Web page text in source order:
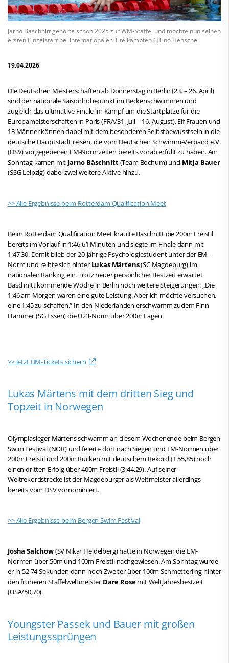
Jarno Bäschnitt gehörte schon 2025 zur WM-Staffel und möchte nun seinen
ersten Einzelstart bei internationalen Titelkämpfen ©Tino Henschel
19.04.2026
Die Deutschen Meisterschaften ab Donnerstag in Berlin (23. – 26. April)
sind der nationale Saisonhöhepunkt im Beckenschwimmen und
zugleich das ultimative Finale im Kampf um die Startplätze für die
Europameisterschaften in Paris (FRA/31. Juli – 16. August). Elf Frauen und
13 Männer können dabei mit dem besonderen Selbstbewusstsein in die
deutsche Hauptstadt reisen, die vom Deutschen Schwimm-Verband e.V.
(DSV) vorgegebenen EM-Normzeiten bereits vorab erfüllt zu haben. Am
Sonntag kamen mit Jarno Bäschnitt(Team Bochum) und Mitja Bauer
(SSG Leipzig) dabei zwei weitere Aktive hinzu.
>> Alle Ergebnisse beim Rotterdam Qualification Meet
Beim Rotterdam Qualification Meet kraulte Bäschnitt die 200m Freistil
bereits im Vorlauf in 1:46,61 Minuten und siegte im Finale dann mit
1:47,30. Damit blieb der 20-jährige Psychologiestudent unter der EM-
Norm und reihte sich hinter Lukas Märtens(SC Magdeburg) im
nationalen Ranking ein. Trotz neuer persönlicher Bestzeit erwartet
Bäschnitt kommende Woche in Berlin noch weitere Steigerungen: „Die
1:46 am Morgen waren eine gute Leistung. Aber ich möchte versuchen,
eine 1:45 zu schaffen.“ In den Niederlanden erschwamm zudem Finn
Hammer (SG Essen) die U23-Norm über 200m Lagen.
>> Jetzt DM-Tickets sichern
Lukas Märtens mit dem dritten Sieg und
Topzeit in Norwegen
Olympiasieger Märtens schwamm an diesem Wochenende beim Bergen
Swim Festival (NOR) und feierte dort nach Siegen und EM-Normen über
200m Freistil und 200m Rücken mit deutschem Rekord (1:55,85) noch
einen dritten Erfolg über 400m Freistil (3:44,29). Auf seiner
Weltrekordstrecke ist der Magdeburger als Weltmeister allerdings
bereits vom DSV vornominiert.
>> Alle Ergebnisse beim Bergen Swim Festival
Josha Salchow(SV Nikar Heidelberg) hatte in Norwegen die EM-
Normen über 50m und 100m Freistil nachgewiesen. Am Sonntag wurde
er in 52,74 Sekunden dann noch Zweiter über 100m Schmetterling hinter
den früheren Staffelweltmeister Dare Rosemit Weltjahresbestzeit
(USA/50,70).
Youngster Passek und Bauer mit großen
Leistungssprüngen